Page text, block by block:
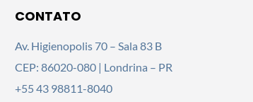
CONTATO
Av. Higienopolis 70 – Sala 83 B
CEP: 86020-080 | Londrina – PR
+55 43 98811-8040